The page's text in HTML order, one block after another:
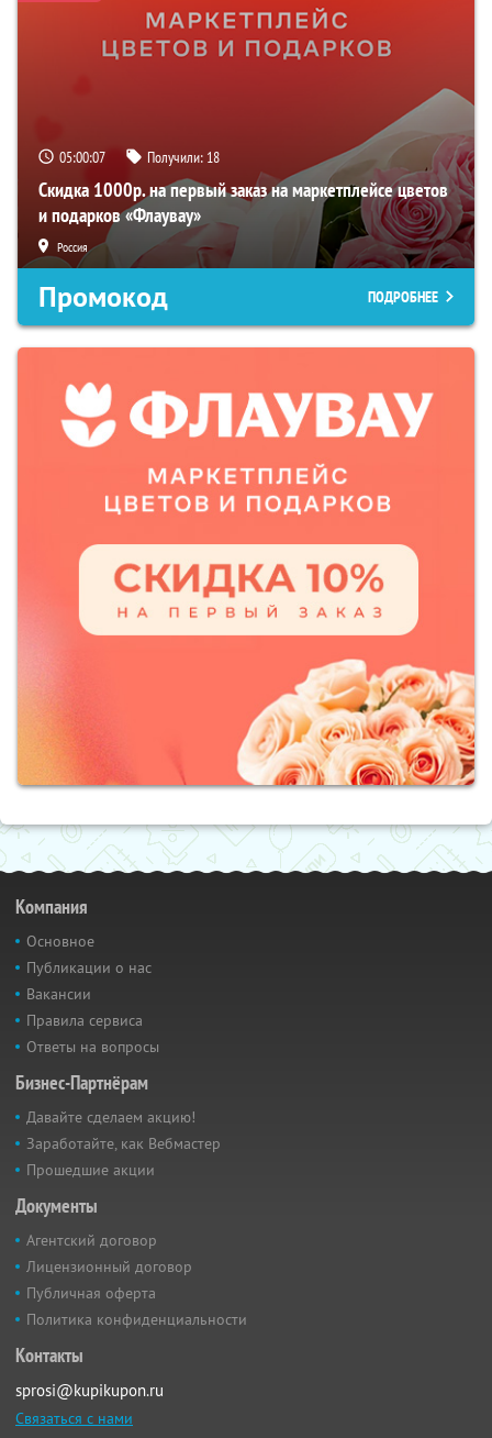
05:00:06 Получили: 18
Скидка 1000р. на первый заказ на маркетплейсе цветов
и подарков «Флаувау»
Россия
Промокод ПОДРОБНЕЕ
Компания
Основное
Публикации о нас
Вакансии
Правила сервиса
Ответы на вопросы
Бизнес-Партнёрам
Давайте сделаем акцию!
Заработайте, как Вебмастер
Прошедшие акции
Документы
Агентский договор
Лицензионный договор
Публичная оферта
Политика конфиденциальности
Контакты
sprosi@kupikupon.ru
Связаться с нами